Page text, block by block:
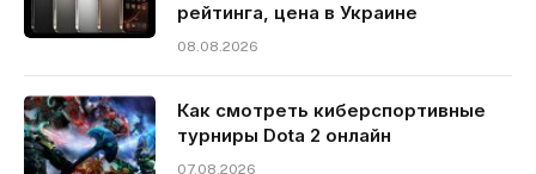
рейтинга, цена в Украине
08.08.2026
Как смотреть киберспортивные
турниры Dota 2 онлайн
07.08.2026